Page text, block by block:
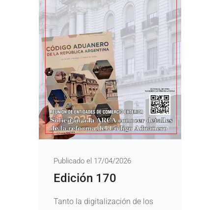
Publicado el 17/04/2026
Edición 170
Tanto la digitalización de los